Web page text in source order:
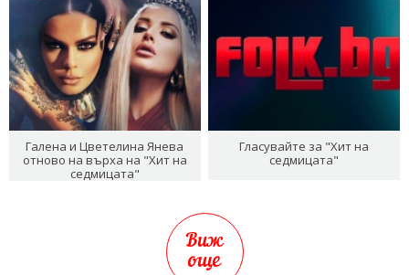
Галена и Цветелина Янева
отново на върха на "Хит на
седмицата"
Гласувайте за "Хит на
седмицата"
Виж
още